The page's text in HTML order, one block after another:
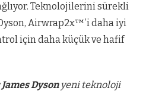
Teknolojilerini sürekli
Airwrap2x™’i daha iyi
için daha küçük ve hafif
Dyson yeni teknoloji